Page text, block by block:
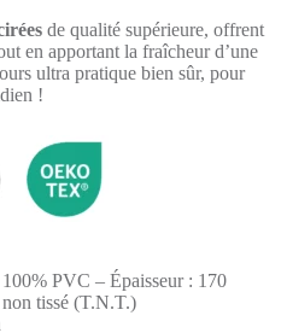
de qualité supérieure, offrent
en apportant la fraîcheur d’une
ultra pratique bien sûr, pour
!
PVC – Épaisseur : 170
tissé (T.N.T.)